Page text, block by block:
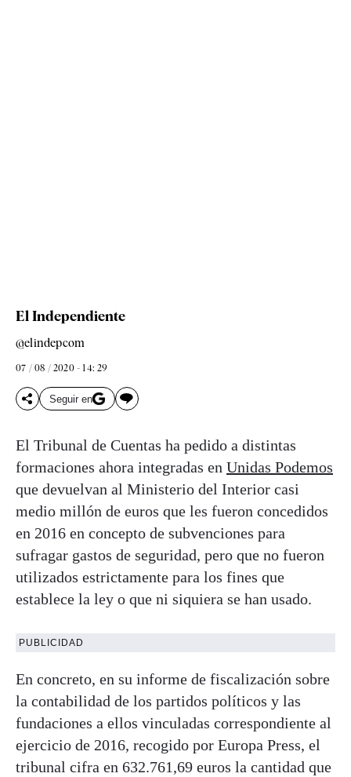
El Independiente
@elindepcom
07 / 08 / 2020 - 14: 29
Seguir en
El Tribunal de Cuentas ha pedido a distintas
formaciones ahora integradas en Unidas Podemos
que devuelvan al Ministerio del Interior casi
medio millón de euros que les fueron concedidos
en 2016 en concepto de subvenciones para
sufragar gastos de seguridad, pero que no fueron
utilizados estrictamente para los fines que
establece la ley o que ni siquiera se han usado.
PUBLICIDAD
En concreto, en su informe de fiscalización sobre
la contabilidad de los partidos políticos y las
fundaciones a ellos vinculadas correspondiente al
ejercicio de 2016, recogido por Europa Press, el
tribunal cifra en 632.761,69 euros la cantidad que